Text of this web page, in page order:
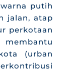
putih
jalan, atap
perkotaan
(urban